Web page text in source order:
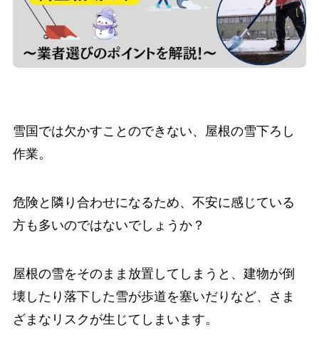
雪国では欠かすことのできない、屋根の雪下ろし
作業。
危険と隣り合わせになるため、不安に感じている
方も多いのではないでしょうか？
屋根の雪をそのまま放置してしまうと、建物が倒
壊したり落下した雪が歩道を塞いだりなど、さま
ざまなリスクが生じてしまいます。